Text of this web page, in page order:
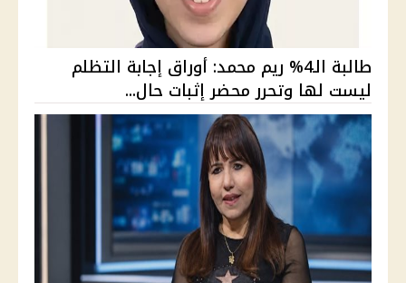
طالبة الـ4% ريم محمد: أوراق إجابة التظلم
ليست لها وتحرر محضر إثبات حال...